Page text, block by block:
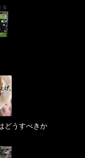
どうすべきか